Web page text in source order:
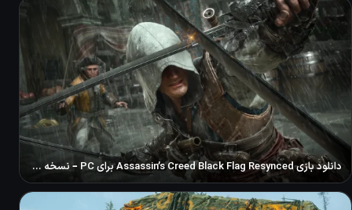
دانلود بازی Assassin’s Creed Black Flag Resynced برای PC – نسخه ElAmigos